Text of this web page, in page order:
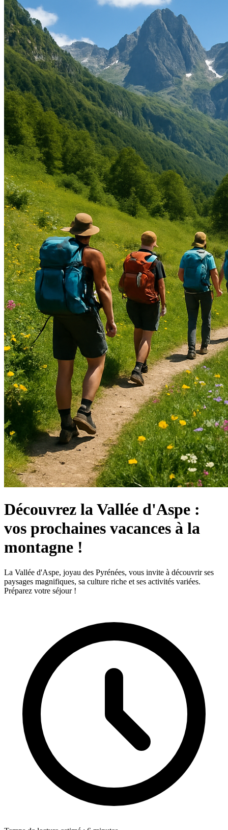
Découvrez la Vallée d'Aspe :
vos prochaines vacances à la
montagne !
La Vallée d'Aspe, joyau des Pyrénées, vous invite à découvrir ses
paysages magnifiques, sa culture riche et ses activités variées.
Préparez votre séjour !